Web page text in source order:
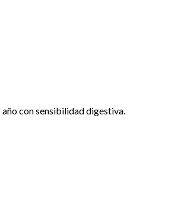
con sensibilidad digestiva.